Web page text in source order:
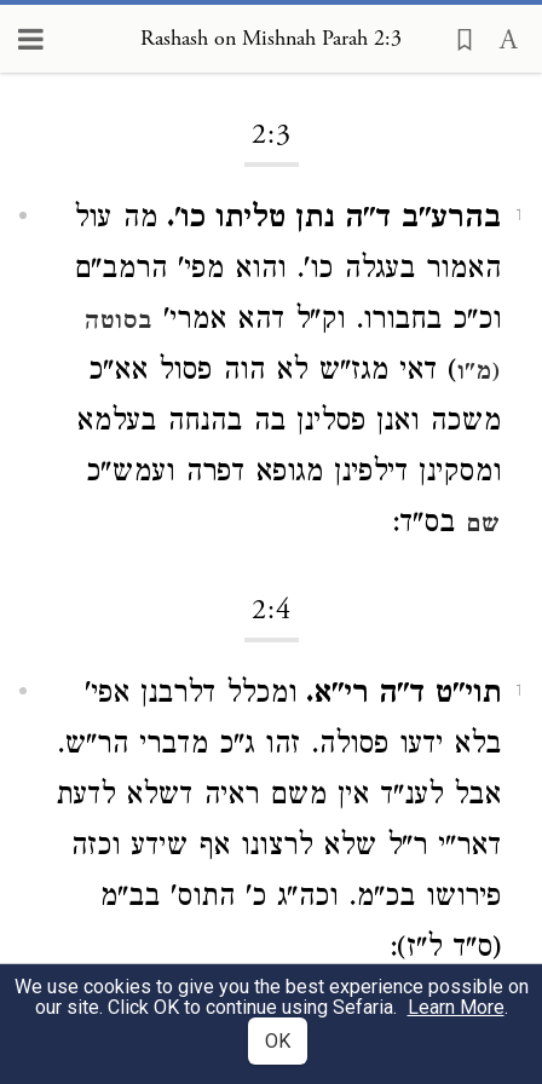
Rashash on Mishnah Parah 2:3
2:3
1 בהרע"ב ד"ה נתן טליתו כו'. מה עול
האמור בעגלה כו'. והוא מפי' הרמב"ם
וכ"כ בחבורו. וק"ל דהא אמרי' בסוטה
(מ"ו) דאי מגז"ש לא הוה פסול אא"כ
משכה ואנן פסלינן בה בהנחה בעלמא
ומסקינן דילפינן מגופא דפרה ועמש"כ
שם בס"ד:
2:4
1 תוי"ט ד"ה רי"א. ומכלל דלרבנן אפי'
בלא ידעו פסולה. זהו ג"כ מדברי הר"ש.
אבל לענ"ד אין משם ראיה דשלא לדעת
דאר"י ר"ל שלא לרצונו אף שידע וכזה
פירושו בכ"מ. וכה"ג כ' התוס' בב"מ
(ס"ד ל"ז):
2:5
We use cookies to give you the best experience possible on
our site. Click OK to continue using Sefaria. Learn More.
OK